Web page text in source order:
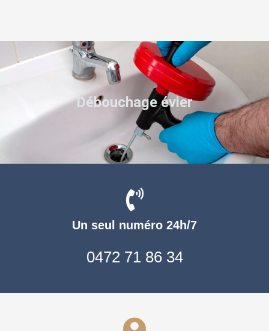
Un seul numéro 24h/7
0472 71 86 34
Débouchage évier